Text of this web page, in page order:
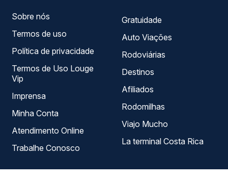
Sobre nós
Termos de uso
Política de privacidade
Termos de Uso Louge
Vip
Imprensa
Minha Conta
Atendimento Online
Trabalhe Conosco
Gratuidade
Auto Viações
Rodoviárias
Destinos
Afiliados
Rodomilhas
Viajo Mucho
La terminal Costa Rica